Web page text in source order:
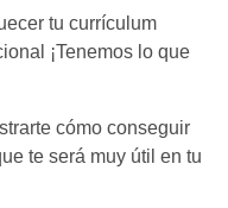
tu currículum
¡Tenemos lo que
cómo conseguir
te será muy útil en tu